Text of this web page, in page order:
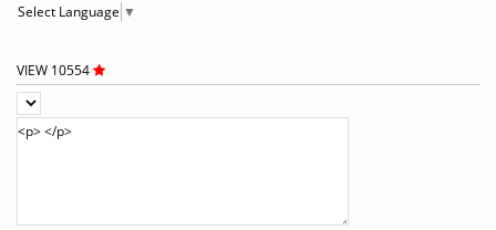
Select Language ▼
VIEW 10554